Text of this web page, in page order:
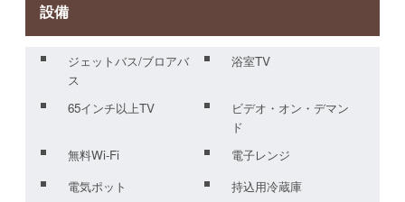
設備
ジェットバス/ブロアバ
ス
浴室TV
65インチ以上TV
ビデオ・オン・デマン
ド
無料Wi-Fi
電子レンジ
電気ポット
持込用冷蔵庫